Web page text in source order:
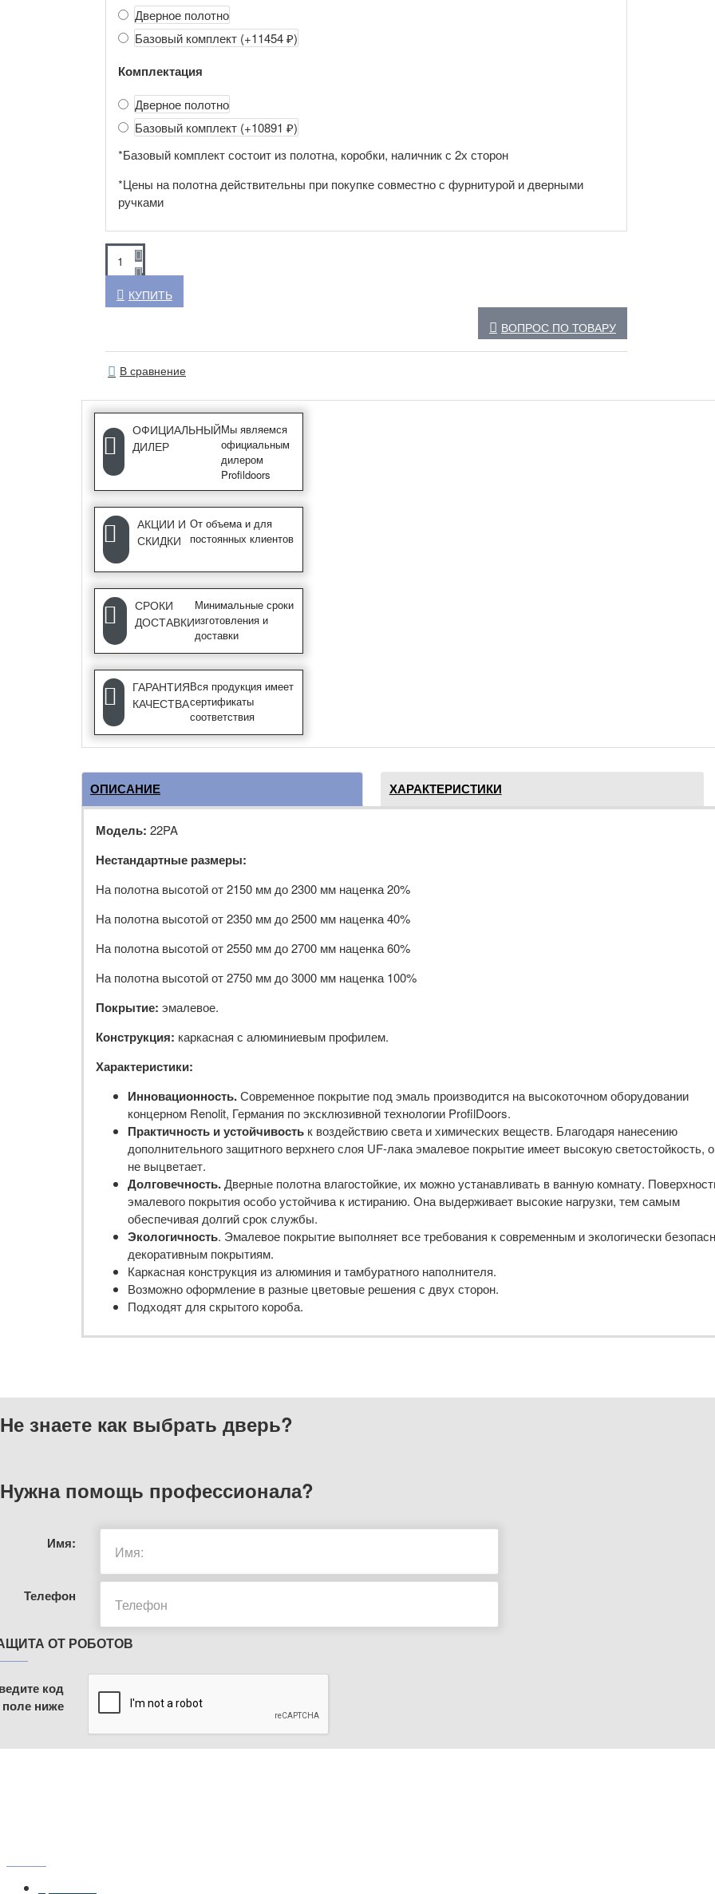
Дверное полотно
Базовый комплект (+11454 ₽)
Комплектация
Дверное полотно
Базовый комплект (+10891 ₽)
*Базовый комплект состоит из полотна, коробки, наличник с 2х сторон
*Цены на полотна действительны при покупке совместно с фурнитурой и дверными
ручками
КУПИТЬ
ВОПРОС ПО ТОВАРУ
В сравнение
ОФИЦИАЛЬНЫЙ
ДИЛЕР
Мы являемся
официальным
дилером
Profildoors
АКЦИИ И
СКИДКИ
От объема и для
постоянных клиентов
СРОКИ
ДОСТАВКИ
Минимальные сроки
изготовления и
доставки
ГАРАНТИЯ
КАЧЕСТВА
Вся продукция имеет
сертификаты
соответствия
ОПИСАНИЕ ХАРАКТЕРИСТИКИ
Модель: 22PA
Нестандартные размеры:
На полотна высотой от 2150 мм до 2300 мм наценка 20%
На полотна высотой от 2350 мм до 2500 мм наценка 40%
На полотна высотой от 2550 мм до 2700 мм наценка 60%
На полотна высотой от 2750 мм до 3000 мм наценка 100%
Покрытие: эмалевое.
Конструкция: каркасная с алюминиевым профилем.
Характеристики:
Инновационность.Современное покрытие под эмаль производится на высокоточном оборудовании
концерном Renolit, Германия по эксклюзивной технологии ProfilDoors.
Практичность и устойчивость к воздействию света и химических веществ. Благодаря нанесению
дополнительного защитного верхнего слоя UF-лака эмалевое покрытие имеет высокую светостойкость,
не выцветает.
Долговечность.Дверные полотна влагостойкие, их можно устанавливать в ванную комнату.
эмалевого покрытия особо устойчива к истиранию. Она выдерживает высокие нагрузки, тем самым
обеспечивая долгий срок службы.
Экологичность. Эмалевое покрытие выполняет все требования к современным и экологически
декоративным покрытиям.
Каркасная конструкция из алюминия и тамбуратного наполнителя.
Возможно оформление в разные цветовые решения с двух сторон.
Подходят для скрытого короба.
Не знаете как выбрать дверь?
Нужна помощь профессионала?
Имя:
Телефон
ОТ РОБОТОВ
код
ниже